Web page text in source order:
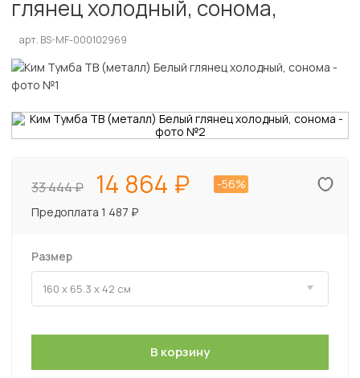
глянец холодный, сонома,
арт. BS-MF-000102969
33 444 14 864
-56%
Предоплата 1 487 ₽
Размер